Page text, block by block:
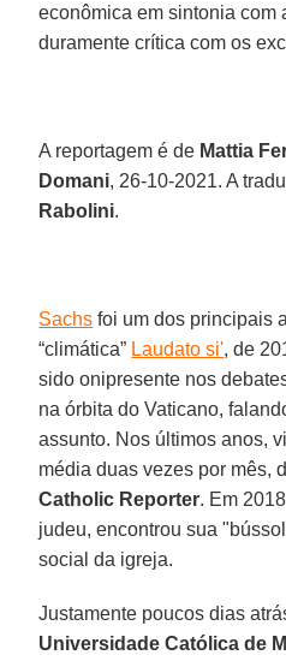
econômica em sintonia com
duramente crítica com os
A reportagem é de Mattia
Domani, 26-10-2021. A
Rabolini.
Sachs foi um dos principais
“climática” Laudato si', de
sido onipresente nos
na órbita do Vaticano,
assunto. Nos últimos anos,
média duas vezes por mês,
Catholic Reporter. Em
judeu, encontrou sua
social da igreja.
Justamente poucos dias
Universidade Católica de